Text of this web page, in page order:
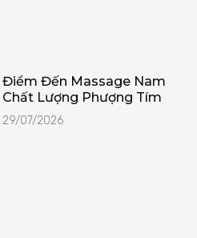
Điểm Đến Massage Nam
Chất Lượng Phượng Tím
29/07/2026